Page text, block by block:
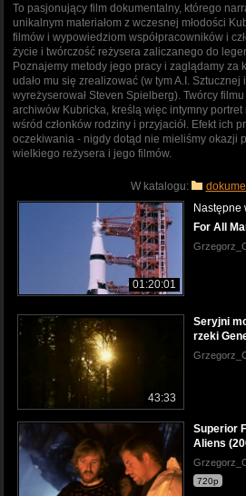
To pasjonujący film dokumentalny, którego
unikalnym materiałom z wczesnej młodości
filmów i wypowiedziom współpracowników i
życie i twórczość reżysera zaliczanego do
Poznajemy metody jego pracy i zaglądamy za
udało mu się zrealizować (w tym A.I.
wyreżyserował Steven Spielberg). Twórcy
archiwów Kubricka, kreślą więc intymny
wśród członków rodziny i przyjaciół. Efekt ich
oczekiwania - nigdy dotąd nie mieliśmy okazji
wielkiego reżysera i jego filmów.
W katalogu:
01:20:01
Następne
For All
43:33
Seryjni
rzeki
Superior
Aliens
720p